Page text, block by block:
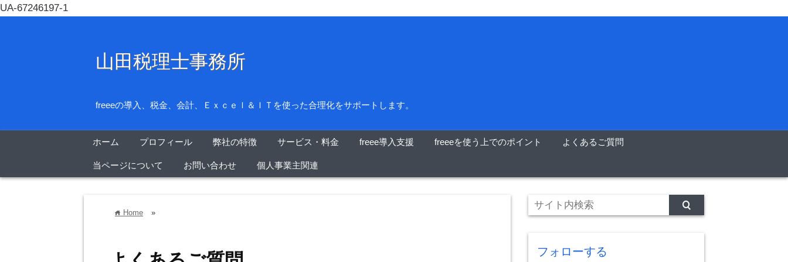
UA-67246197-1
山田税理士事務所
freeeの導入、税金、会計、Ｅｘｃｅｌ＆ＩＴを使った合理化をサポートします。
ホーム プロフィール 弊社の特徴 サービス・料金 freee導入支援 freeeを使う上でのポイント よくあるご質問
当ページについて お問い合わせ 個人事業主関連
home Home »
フォローする